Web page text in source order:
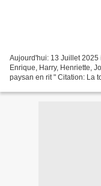
Aujourd'hui: 13 Juillet 2025
Enrique, Harry, Henriette,
paysan en rit " Citation: La